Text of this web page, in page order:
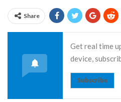
Share
Get real time
device,
Subscribe